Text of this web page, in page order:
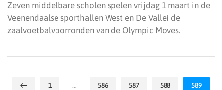
Zeven middelbare scholen spelen vrijdag 1 maart in de
Veenendaalse sporthallen West en De Vallei de
zaalvoetbalvoorronden van de Olympic Moves.
1 … 586 587 588 589